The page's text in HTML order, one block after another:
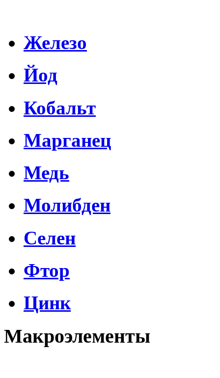
Железо
Йод
Кобальт
Марганец
Медь
Молибден
Селен
Фтор
Цинк
Макроэлементы